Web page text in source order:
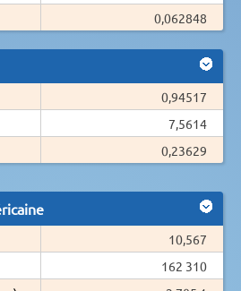
0,062848
0,94517
7,5614
0,23629
10,567
162 310